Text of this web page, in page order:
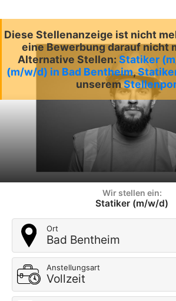
Diese Stellenanzeige ist nicht
eine Bewerbung darauf nicht
Alternative Stellen: Statiker
(m/w/d) in Bad Bentheim,
unserem
Wir stellen ein:
Statiker (m/w/d)
Ort
Bad Bentheim
Anstellungsart
Vollzeit